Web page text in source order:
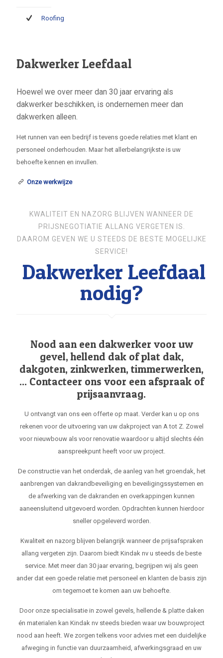
Roofing
Dakwerker Leefdaal
Hoewel we over meer dan 30 jaar ervaring als
dakwerker beschikken, is ondernemen meer dan
dakwerken alleen.
Het runnen van een bedrijf is tevens goede relaties met klant en
personeel onderhouden. Maar het allerbelangrijkste is uw
behoefte kennen en invullen.
Onze werkwijze
KWALITEIT EN NAZORG BLIJVEN WANNEER DE
PRIJSNEGOTIATIE ALLANG VERGETEN IS.
DAAROM GEVEN WE U STEEDS DE BESTE MOGELIJKE
SERVICE!
Dakwerker Leefdaal
nodig?
Nood aan een dakwerker voor uw
gevel, hellend dak of plat dak,
dakgoten, zinkwerken, timmerwerken,
... Contacteer ons voor een afspraak of
prijsaanvraag.
U ontvangt van ons een offerte op maat. Verder kan u op ons
rekenen voor de uitvoering van uw dakproject van A tot Z. Zowel
voor nieuwbouw als voor renovatie waardoor u altijd slechts één
aanspreekpunt heeft voor uw project.
De constructie van het onderdak, de aanleg van het groendak, het
aanbrengen van dakrandbeveiliging en beveiligingssystemen en
de afwerking van de dakranden en overkappingen kunnen
aaneensluitend uitgevoerd worden. Opdrachten kunnen hierdoor
sneller opgeleverd worden.
Kwaliteit en nazorg blijven belangrijk wanneer de prijsafspraken
allang vergeten zijn. Daarom biedt Kindak nv u steeds de beste
service. Met meer dan 30 jaar ervaring, begrijpen wij als geen
ander dat een goede relatie met personeel en klanten de basis zijn
om tegemoet te komen aan uw behoefte.
Door onze specialisatie in zowel gevels, hellende & platte daken
én materialen kan Kindak nv steeds bieden waar uw bouwproject
nood aan heeft. We zorgen telkens voor advies met een duidelijke
afweging in functie van duurzaamheid, afwerkingsgraad en uw